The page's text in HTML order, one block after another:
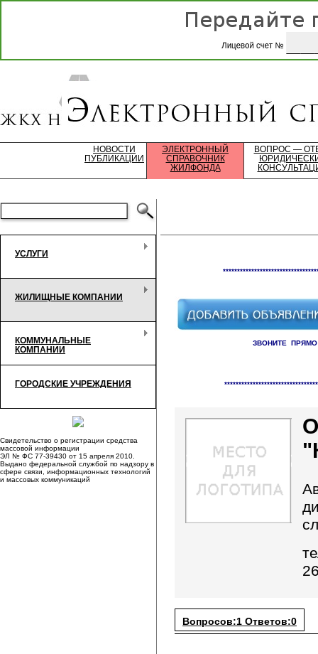
НОВОСТИ
ПУБЛИКАЦИИ
ЭЛЕКТРОННЫЙ
СПРАВОЧНИК
ЖИЛФОНДА
ВОПРОС —
УСЛУГИ
ЖИЛИЩНЫЕ КОМПАНИИ
КОММУНАЛЬНЫЕ
КОМПАНИИ
ГОРОДСКИЕ УЧРЕЖДЕНИЯ
Свидетельство о регистрации средства
массовой информации
ЭЛ № ФС 77-39430 от 15 апреля 2010.
Выдано федеральной службой по надзору в
сфере связи, информационных технологий
и массовых коммуникаций
ЗВОНИТЕ
Справочник
Вопросов:1 Ответов:0